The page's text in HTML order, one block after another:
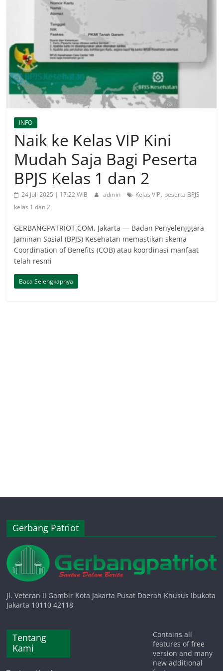
INFO
Naik ke Kelas VIP Kini
Mudah Saja Bagi Peserta
BPJS Kelas 1 dan 2
24 Juli 2025 | 17:22 WIB admin Kelas VIP, peserta BPJS
kelas 1 dan 2
GERBANGPATRIOT.COM, Jakarta — Badan Penyelenggara
Jaminan Sosial (BPJS) Kesehatan memastikan skema
Coordination of Benefits (COB) atau koordinasi manfaat
telah resmi
Baca Selengkapnya
Gerbang Patriot
Jl. Veteran II Gambir Kota Jakarta Pusat Daerah Khusus Ibukota
Jakarta 10110 42118
Tentang
Kami
Contains all
features of free
version and many
new additional